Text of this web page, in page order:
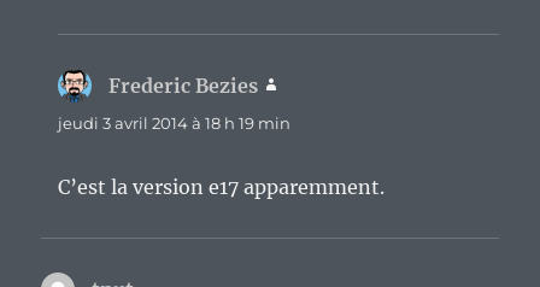
Frederic Bezies
jeudi 3 avril 2014 à 18 h 19 min
C’est la version e17 apparemment.